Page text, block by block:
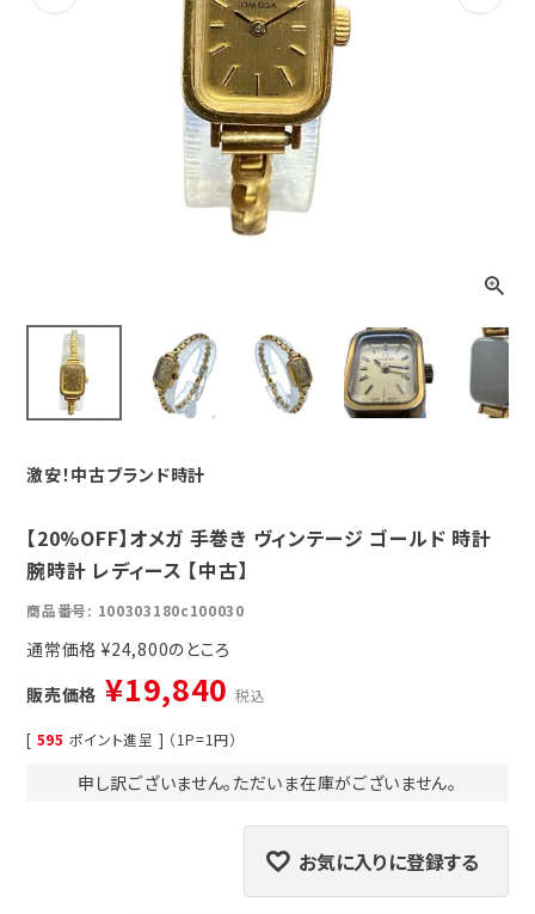
Previous Next
激安！中古ブランド時計
【20%OFF】オメガ 手巻き ヴィンテージ ゴールド 時計
腕時計 レディース 【中古】
商品番号 100303180c100030
通常価格 ¥24,800
販売価格 ¥19,840 税込
[ 595 ポイント進呈 ] （1P=1円）
申し訳ございません。ただいま在庫がございません。
お気に入りに登録する